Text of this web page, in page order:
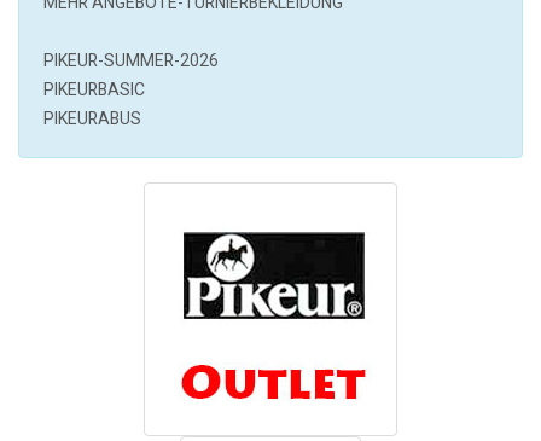
PIKEUR-SUMMER-2026
PIKEURBASIC
PIKEURABUS